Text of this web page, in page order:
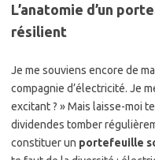
L’anatomie d’un
résilient
Je me souviens encore de
compagnie d’électricité. Je
excitant ? » Mais laisse-moi
dividendes tomber
constituer un portefeuille